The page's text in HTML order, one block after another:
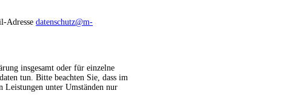
Adresse datenschutz@m-
insgesamt oder für einzelne
tun. Bitte beachten Sie, dass im
Leistungen unter Umständen nur